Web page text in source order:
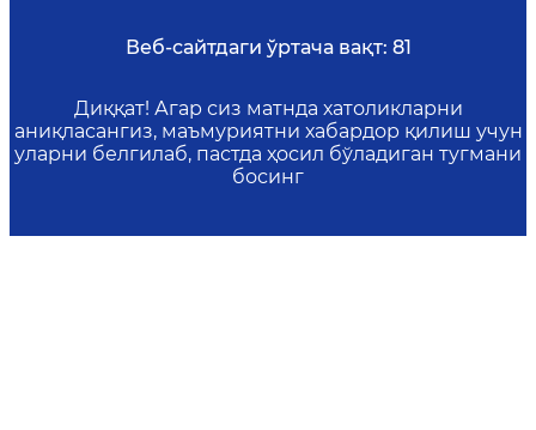
Веб-сайтдаги ўртача вақт: 81
Диққат! Агар сиз матнда хатоликларни
аниқласангиз, маъмуриятни хабардор қилиш учун
уларни белгилаб, пастда ҳосил бўладиган тугмани
босинг